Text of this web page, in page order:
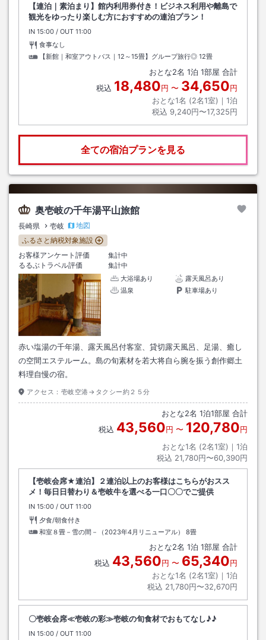
【連泊｜素泊まり】館内利用券付き！ビジネス利用や離島で
観光をゆったり楽しむ方におすすめの連泊プラン！
IN チェックイン
15:00 / OUT チェックアウト
11:00
食事なし
【新館｜和室アウトバス｜12～15畳】グループ旅行◎ 12畳
おとな2名 1泊 1部屋 合計
税込 18,480円 〜 34,650円
おとな1名 (2名1室)｜ 1泊
税込 9,240円〜17,325円
全ての宿泊プランを見る
奥壱岐の千年湯平山旅館
長崎県 壱岐
地図
ふるさと納税対象施設
お客様アンケート評価
集計中
るるぶトラベル評価
集計中
大浴場あり
露天風呂あり
温泉
駐車場あり
赤い塩湯の千年湯、露天風呂付客室、貸切露天風呂、足湯、癒し
の空間エステルーム。島の旬素材を若大将自ら腕を振う創作郷土
料理自慢の宿。
アクセス： 壱岐空港→タクシー約２５分
おとな2名 1泊1部屋 合計
税込 43,560円 〜 120,780円
おとな1名 (2名1室)｜ 1泊
税込 21,780円〜60,390円
【壱岐会席★連泊】２連泊以上のお客様はこちらがおスス
メ！毎日日替わり＆壱岐牛を選べる一口〇〇でご提供
IN チェックイン
15:00 / OUT チェックアウト
11:00
夕食/朝食付き
和室８畳－雪の間－（2023年4月リニューアル）
8畳
おとな2名 1泊 1部屋 合計
税込 43,560円 〜 65,340円
おとな1名 (2名1室)｜ 1泊
税込 21,780円〜32,670円
〇壱岐会席≪壱岐の彩≫壱岐の旬食材でおもてなし♪♪
IN チェックイン
15:00 / OUT チェックアウト
11:00